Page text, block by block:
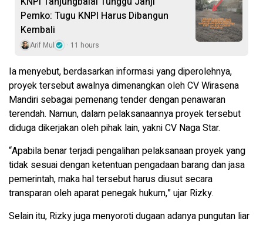
Pemko: Tugu KNPI Harus Dibangun
Kembali
Arif Mul 11 hours
Ia menyebut, berdasarkan informasi yang diperolehnya,
proyek tersebut awalnya dimenangkan oleh CV Wirasena
Mandiri sebagai pemenang tender dengan penawaran
terendah. Namun, dalam pelaksanaannya proyek tersebut
diduga dikerjakan oleh pihak lain, yakni CV Naga Star.
“Apabila benar terjadi pengalihan pelaksanaan proyek yang
tidak sesuai dengan ketentuan pengadaan barang dan jasa
pemerintah, maka hal tersebut harus diusut secara
transparan oleh aparat penegak hukum,” ujar Rizky.
Selain itu, Rizky juga menyoroti dugaan adanya pungutan liar